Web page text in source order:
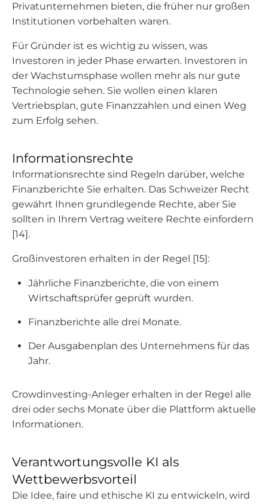
Privatunternehmen bieten, die früher nur großen
Institutionen vorbehalten waren.
Für Gründer ist es wichtig zu wissen, was
Investoren in jeder Phase erwarten. Investoren in
der Wachstumsphase wollen mehr als nur gute
Technologie sehen. Sie wollen einen klaren
Vertriebsplan, gute Finanzzahlen und einen Weg
zum Erfolg sehen.
Informationsrechte
Informationsrechte sind Regeln darüber, welche
Finanzberichte Sie erhalten. Das Schweizer Recht
gewährt Ihnen grundlegende Rechte, aber Sie
sollten in Ihrem Vertrag weitere Rechte einfordern
[14].
Großinvestoren erhalten in der Regel [15]:
Jährliche Finanzberichte, die von einem
Wirtschaftsprüfer geprüft wurden.
Finanzberichte alle drei Monate.
Der Ausgabenplan des Unternehmens für das
Jahr.
Crowdinvesting-Anleger erhalten in der Regel alle
drei oder sechs Monate über die Plattform aktuelle
Informationen.
Verantwortungsvolle KI als
Wettbewerbsvorteil
Die Idee, faire und ethische KI zu entwickeln, wird